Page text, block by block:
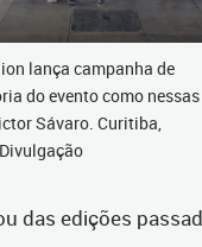
lança campanha de
do evento como nessas
Sávaro. Curitiba,
das edições